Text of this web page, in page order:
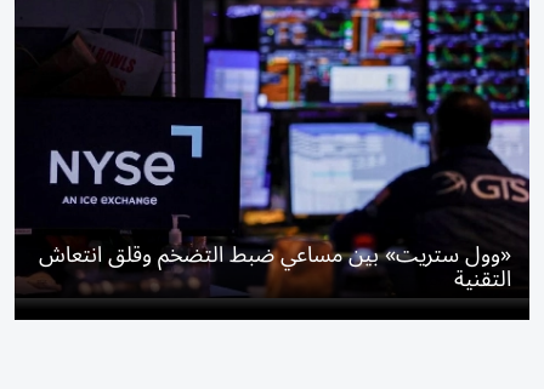
«وول ستريت» بين مساعي ضبط التضخم وقلق انتعاش
التقنية